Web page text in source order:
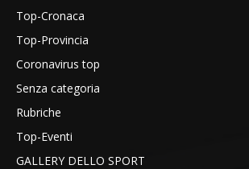
Top-Cronaca
Top-Provincia
Coronavirus top
Senza categoria
Rubriche
Top-Eventi
GALLERY DELLO SPORT